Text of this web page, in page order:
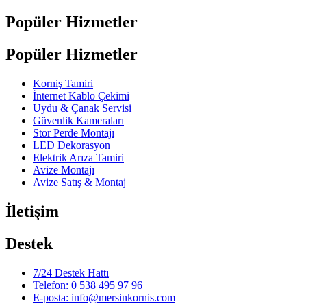
Popüler Hizmetler
Popüler Hizmetler
Korniş Tamiri
İnternet Kablo Çekimi
Uydu & Çanak Servisi
Güvenlik Kameraları
Stor Perde Montajı
LED Dekorasyon
Elektrik Arıza Tamiri
Avize Montajı
Avize Satış & Montaj
İletişim
Destek
7/24 Destek Hattı
Telefon: 0 538 495 97 96
E-posta: info@mersinkornis.com